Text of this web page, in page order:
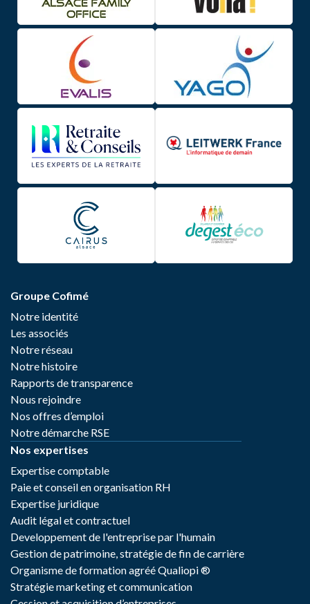
Groupe Cofimé
Notre identité
Les associés
Notre réseau
Notre histoire
Rapports de transparence
Nous rejoindre
Nos offres d’emploi
Notre démarche RSE
Nos expertises
Expertise comptable
Paie et conseil en organisation RH
Expertise juridique
Audit légal et contractuel
Developpement de l'entreprise par l'humain
Gestion de patrimoine, stratégie de fin de carrière
Organisme de formation agréé Qualiopi ®
Stratégie marketing et communication